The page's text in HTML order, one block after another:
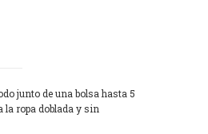
junto de una bolsa hasta 5
la ropa doblada y sin